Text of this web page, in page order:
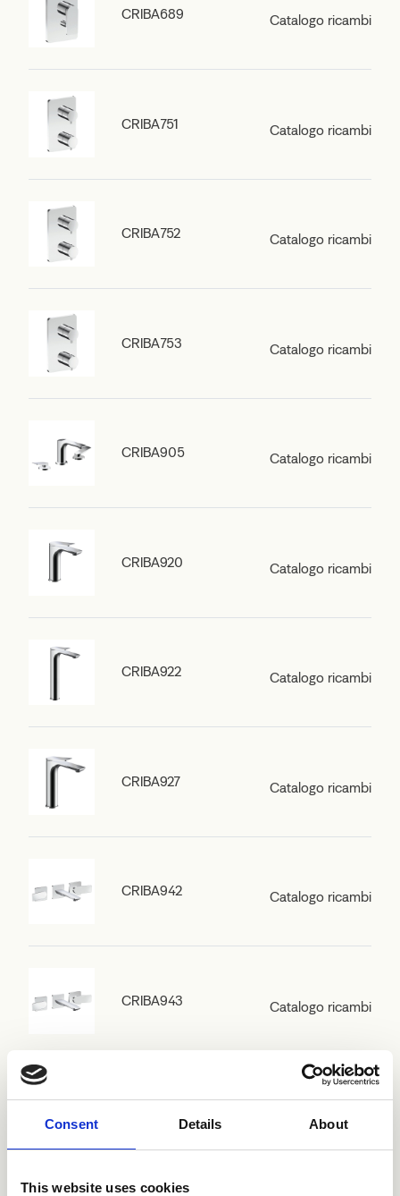
Consent Details About
This website uses cookies
CRIBA689 Catalogo ricambi
CRIBA751 Catalogo ricambi
CRIBA752 Catalogo ricambi
CRIBA753 Catalogo ricambi
CRIBA905 Catalogo ricambi
CRIBA920 Catalogo ricambi
CRIBA922 Catalogo ricambi
CRIBA927 Catalogo ricambi
CRIBA942 Catalogo ricambi
CRIBA943 Catalogo ricambi
Catalogo ricambi